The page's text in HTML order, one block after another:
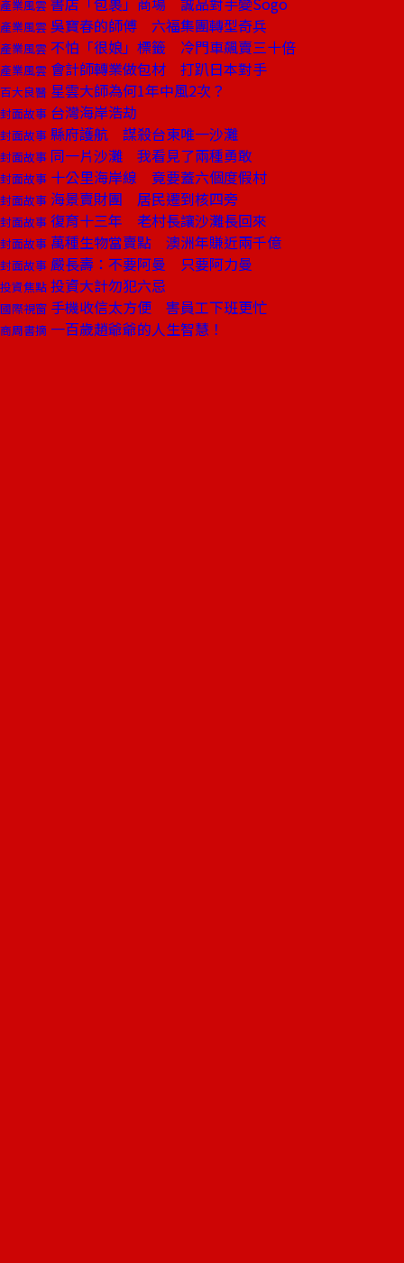
產業風雲
產業風雲 吳寶春的師傅 六福集團轉型奇兵
產業風雲 不怕「很娘」標籤 冷門車飆賣三十倍
產業風雲 會計師轉業做包材 打趴日本對手
百大良醫 星雲大師為何1年中風2次？
封面故事 台灣海岸浩劫
封面故事 縣府護航 謀殺台東唯一沙灘
封面故事 同一片沙灘 我看見了兩種勇敢
封面故事 十公里海岸線 竟要蓋六個度假村
封面故事 海景賣財團 居民遷到核四旁
封面故事 復育十三年 老村長讓沙灘長回來
封面故事 萬種生物當賣點 澳洲年賺近兩千億
封面故事 嚴長壽：不要阿曼 只要阿力曼
投資焦點 投資大計勿犯六忌
國際視窗 手機收信太方便 害員工下班更忙
商周書摘 一百歲趙爺爺的人生智慧！